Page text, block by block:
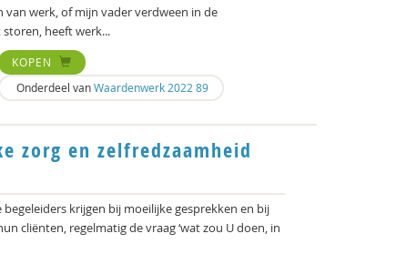
werk, of mijn vader verdween in de
heeft werk...
KOPEN
Onderdeel vanWaardenwerk 2022 89
zorg en zelfredzaamheid
krijgen bij moeilijke gesprekken en bij
cliënten, regelmatig de vraag ‘wat zou U doen, in